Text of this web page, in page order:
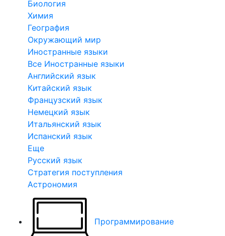
Биология
Химия
География
Окружающий мир
Иностранные языки
Все Иностранные языки
Английский язык
Китайский язык
Французский язык
Немецкий язык
Итальянский язык
Испанский язык
Еще
Русский язык
Стратегия поступления
Астрономия
Программирование